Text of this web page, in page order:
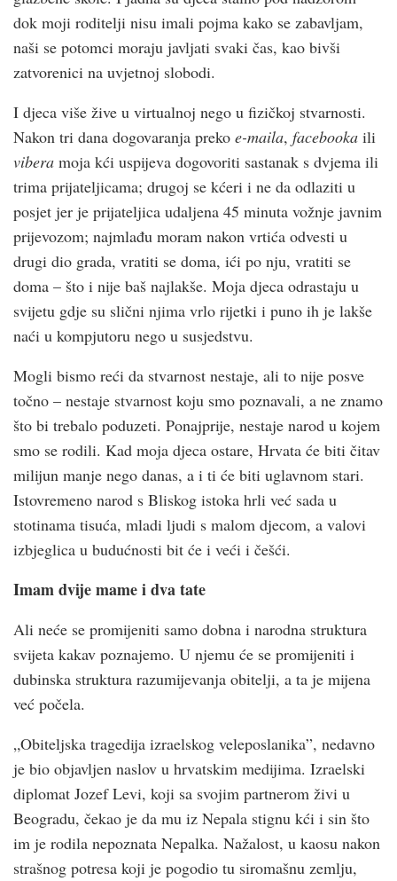
dok moji roditelji nisu imali pojma kako se zabavljam,
naši se potomci moraju javljati svaki čas, kao bivši
zatvorenici na uvjetnoj slobodi.
I djeca više žive u virtualnoj nego u fizičkoj stvarnosti.
Nakon tri dana dogovaranja preko e-maila, facebooka ili
vibera moja kći uspijeva dogovoriti sastanak s dvjema ili
trima prijateljicama; drugoj se kćeri i ne da odlaziti u
posjet jer je prijateljica udaljena 45 minuta vožnje javnim
prijevozom; najmlađu moram nakon vrtića odvesti u
drugi dio grada, vratiti se doma, ići po nju, vratiti se
doma – što i nije baš najlakše. Moja djeca odrastaju u
svijetu gdje su slični njima vrlo rijetki i puno ih je lakše
naći u kompjutoru nego u susjedstvu.
Mogli bismo reći da stvarnost nestaje, ali to nije posve
točno – nestaje stvarnost koju smo poznavali, a ne znamo
što bi trebalo poduzeti. Ponajprije, nestaje narod u kojem
smo se rodili. Kad moja djeca ostare, Hrvata će biti čitav
milijun manje nego danas, a i ti će biti uglavnom stari.
Istovremeno narod s Bliskog istoka hrli već sada u
stotinama tisuća, mladi ljudi s malom djecom, a valovi
izbjeglica u budućnosti bit će i veći i češ­ći.
Imam dvije mame i dva tate
Ali neće se promijeniti samo dobna i narodna struktura
svijeta kakav poznajemo. U njemu će se promijeniti i
dubinska struktura razumijevanja obitelji, a ta je mijena
već počela.
„Obiteljska tragedija izraelskog veleposlanika”, nedavno
je bio objavljen naslov u hrvatskim medijima. Izraelski
diplomat Jozef Levi, koji sa svojim partnerom živi u
Beogradu, čekao je da mu iz Nepala stignu kći i sin što
im je rodila nepoznata Nepalka. Nažalost, u kaosu nakon
strašnog potresa koji je pogodio tu siromašnu zemlju,